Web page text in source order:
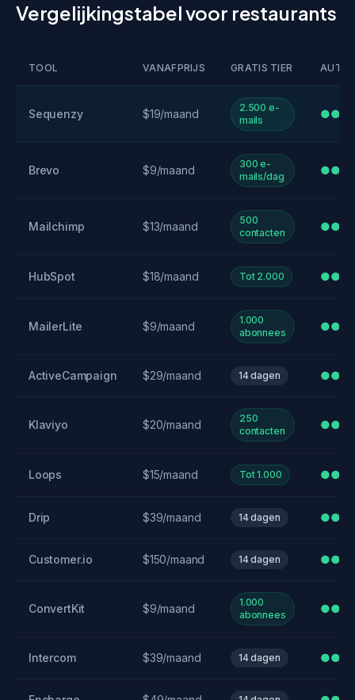
Vergelijkingstabel voor restaurants
TOOL VANAFPRIJS GRATIS TIER
Sequenzy $19/maand
2.500 e-
mails
●●●
Brevo $9/maand
300 e-
mails/dag
●●
Mailchimp $13/maand
500
contacten
●●
HubSpot $18/maand Tot 2.000 ●●●
MailerLite $9/maand
1.000
abonnees
●●
ActiveCampaign $29/maand 14 dagen ●●●
Klaviyo $20/maand
250
contacten
●●●
Loops $15/maand Tot 1.000 ●●
Drip $39/maand 14 dagen ●●●
Customer.io $150/maand 14 dagen ●●●
ConvertKit $9/maand
1.000
abonnees
●●
Intercom $39/maand 14 dagen ●●●